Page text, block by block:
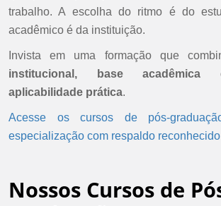
trabalho. A escolha do ritmo é do
acadêmico é da instituição.
Invista em uma formação que
institucional, base acadêmica
aplicabilidade prática.
Acesse os cursos de pós-
especialização com respaldo
Nossos Cursos de